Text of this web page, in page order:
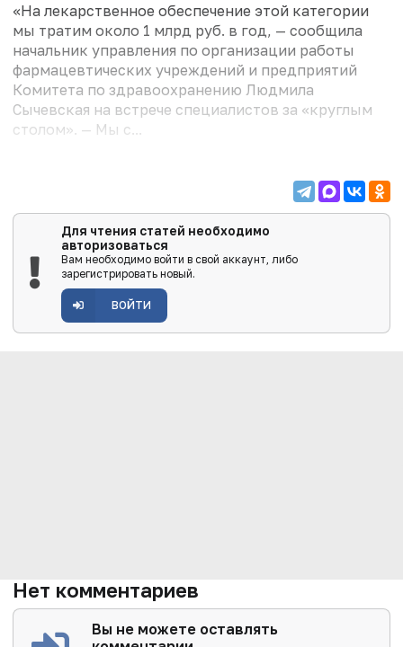
«На лекарственное обеспечение этой категории
мы тратим около 1 млрд руб. в год, — сообщила
начальник управления по организации работы
фармацевтических учреждений и предприятий
Комитета по здравоохранению Людмила
Сычевская на встрече специалистов за «круглым
столом». — Мы с...
Для чтения статей необходимо
авторизоваться
Вам необходимо войти в свой аккаунт, либо
зарегистрировать новый.
ВОЙТИ
Нет комментариев
Вы не можете оставлять